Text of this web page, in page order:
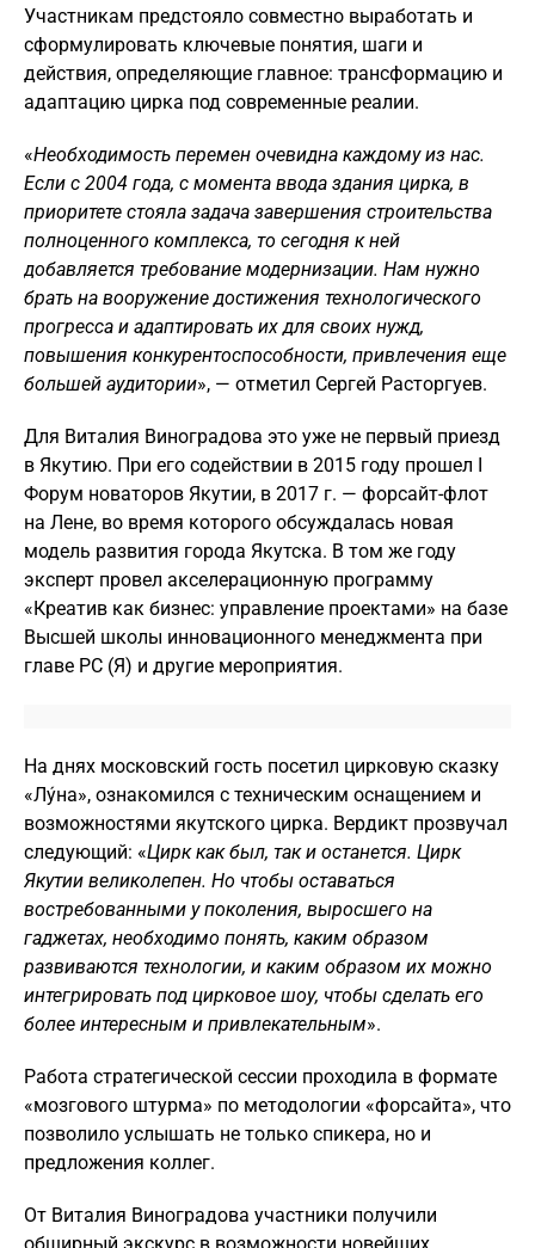
Участникам предстояло совместно выработать и
сформулировать ключевые понятия, шаги и
действия, определяющие главное: трансформацию и
адаптацию цирка под современные реалии.
«Необходимость перемен очевидна каждому из нас.
Если с 2004 года, с момента ввода здания цирка, в
приоритете стояла задача завершения строительства
полноценного комплекса, то сегодня к ней
добавляется требование модернизации. Нам нужно
брать на вооружение достижения технологического
прогресса и адаптировать их для своих нужд,
повышения конкурентоспособности, привлечения еще
большей аудитории», — отметил Сергей Расторгуев.
Для Виталия Виноградова это уже не первый приезд
в Якутию. При его содействии в 2015 году прошел I
Форум новаторов Якутии, в 2017 г. — форсайт-флот
на Лене, во время которого обсуждалась новая
модель развития города Якутска. В том же году
эксперт провел акселерационную программу
«Креатив как бизнес: управление проектами» на базе
Высшей школы инновационного менеджмента при
главе РС (Я) и другие мероприятия.
На днях московский гость посетил цирковую сказку
«Лýна», ознакомился с техническим оснащением и
возможностями якутского цирка. Вердикт прозвучал
следующий: «Цирк как был, так и останется. Цирк
Якутии великолепен. Но чтобы оставаться
востребованными у поколения, выросшего на
гаджетах, необходимо понять, каким образом
развиваются технологии, и каким образом их можно
интегрировать под цирковое шоу, чтобы сделать его
более интересным и привлекательным».
Работа стратегической сессии проходила в формате
«мозгового штурма» по методологии «форсайта», что
позволило услышать не только спикера, но и
предложения коллег.
От Виталия Виноградова участники получили